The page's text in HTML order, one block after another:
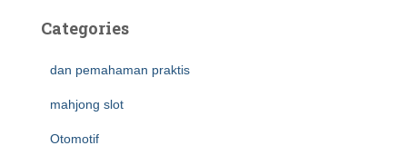
Categories
dan pemahaman praktis
mahjong slot
Otomotif